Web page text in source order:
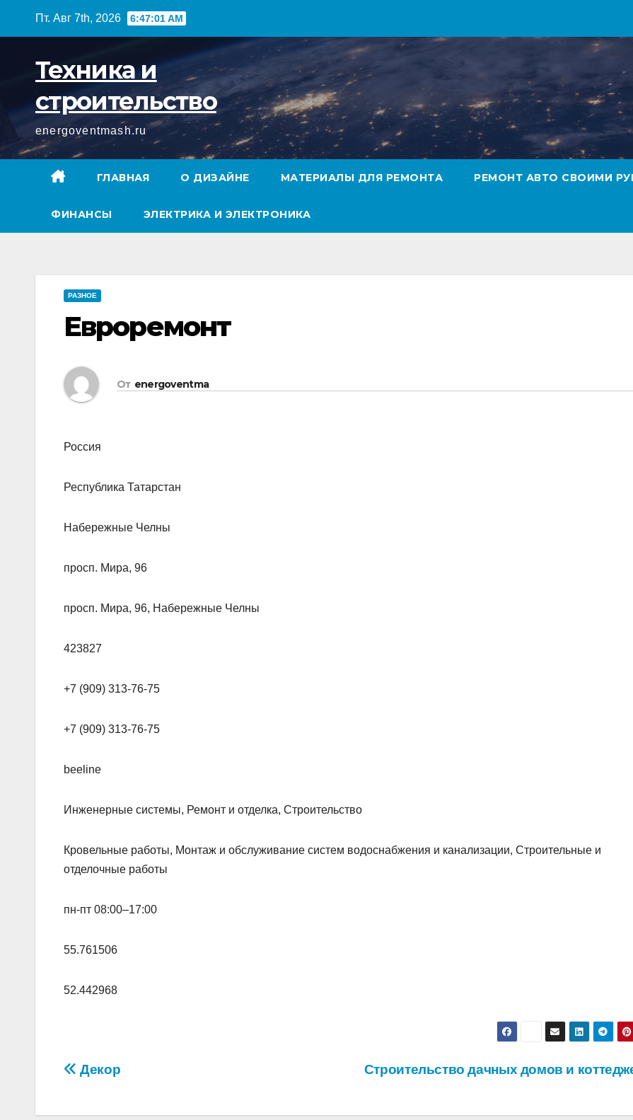
Пт. Авг 7th, 2026 6:47:02 AM
Техника и
строительство
energoventmash.ru
ГЛАВНАЯ О ДИЗАЙНЕ МАТЕРИАЛЫ ДЛЯ РЕМОНТА РЕМОНТ АВТО СВОИМИ
ФИНАНСЫ ЭЛЕКТРИКА И ЭЛЕКТРОНИКА
РАЗНОЕ
Евроремонт
От energoventma
Россия
Республика Татарстан
Набережные Челны
просп. Мира, 96
просп. Мира, 96, Набережные Челны
423827
+7 (909) 313-76-75
+7 (909) 313-76-75
beeline
Инженерные системы, Ремонт и отделка, Строительство
Кровельные работы, Монтаж и обслуживание систем водоснабжения и канализации, Строительные и
отделочные работы
пн-пт 08:00–17:00
55.761506
52.442968
Навигация
Строительство дачных домов и
Декор